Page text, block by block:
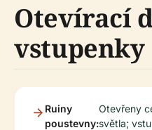
Otevírací
vstupenky
Ruiny
poustevny:
Otevřeny
světla;